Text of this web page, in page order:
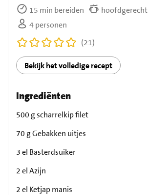
15 min bereiden
hoofdgerecht
4 personen
(21)
Bekijk het volledige recept
Ingrediënten
500 g scharrelkip filet
70 g Gebakken uitjes
3 el Basterdsuiker
2 el Azijn
2 el Ketjap manis